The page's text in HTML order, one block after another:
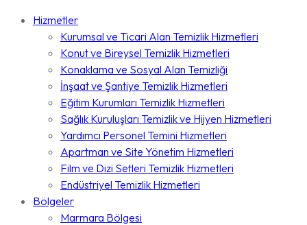
Hizmetler
Kurumsal ve Ticari Alan Temizlik Hizmetleri
Konut ve Bireysel Temizlik Hizmetleri
Konaklama ve Sosyal Alan Temizliği
İnşaat ve Şantiye Temizlik Hizmetleri
Eğitim Kurumları Temizlik Hizmetleri
Sağlık Kuruluşları Temizlik ve Hijyen Hizmetleri
Yardımcı Personel Temini Hizmetleri
Apartman ve Site Yönetim Hizmetleri
Film ve Dizi Setleri Temizlik Hizmetleri
Endüstriyel Temizlik Hizmetleri
Bölgeler
Marmara Bölgesi